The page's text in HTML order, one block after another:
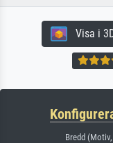
Visa i
Bredd